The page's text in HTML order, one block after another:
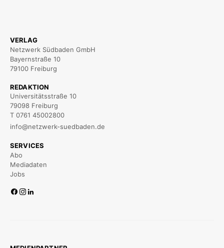
VERLAG
Netzwerk Südbaden GmbH
Bayernstraße 10
79100 Freiburg
REDAKTION
Universitätsstraße 10
79098 Freiburg
T 0761 45002800
info@netzwerk-suedbaden.de
SERVICES
Abo
Mediadaten
Jobs